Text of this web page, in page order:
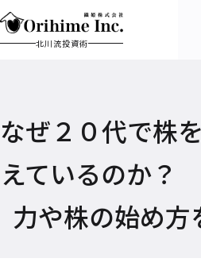
北川流投資術
なぜ２０代で株
えているのか？
力や株の始め